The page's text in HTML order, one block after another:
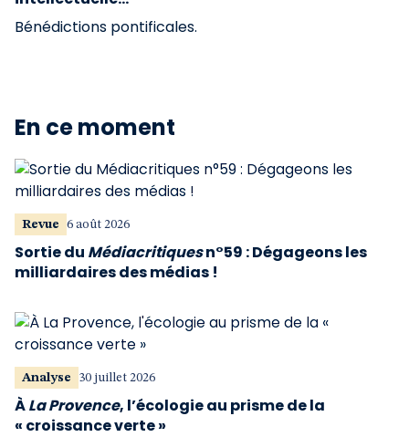
Bénédictions pontificales.
En ce moment
Revue 6 août 2026
Sortie du Médiacritiquesn°59 : Dégageons les
milliardaires des médias !
Analyse 30 juillet 2026
ÀLa Provence, l’écologie au prisme de la
« croissance verte »